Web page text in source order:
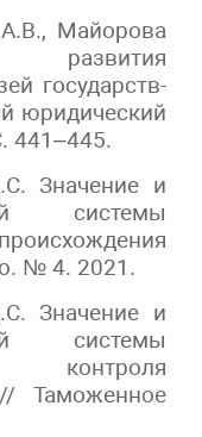
Майорова
государств-
юридический
441–445.
Значение и
системы
№ 4. 2021.
Значение и
системы
Таможенное